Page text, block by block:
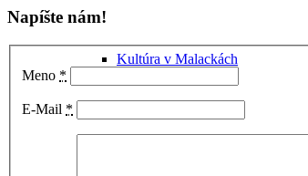
Kultúra v Malackách
Napíšte nám!
Meno *
E-Mail *